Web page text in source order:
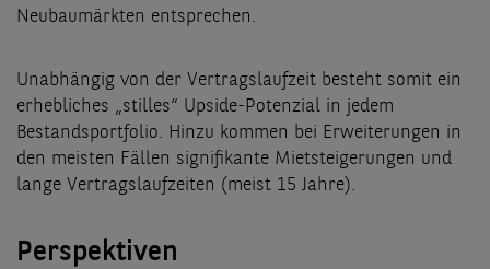
Neubaumärkten entsprechen.
Unabhängig von der Vertragslaufzeit besteht somit ein
erhebliches „stilles“ Upside-Potenzial in jedem
Bestandsportfolio. Hinzu kommen bei Erweiterungen in
den meisten Fällen signifikante Mietsteigerungen und
lange Vertragslaufzeiten (meist 15 Jahre).
Perspektiven